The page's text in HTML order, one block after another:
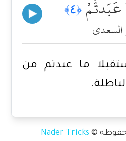
عَبَدتُّمْ﴿٤﴾
السعدي
ما عبدتم من
©
Nader Tricks